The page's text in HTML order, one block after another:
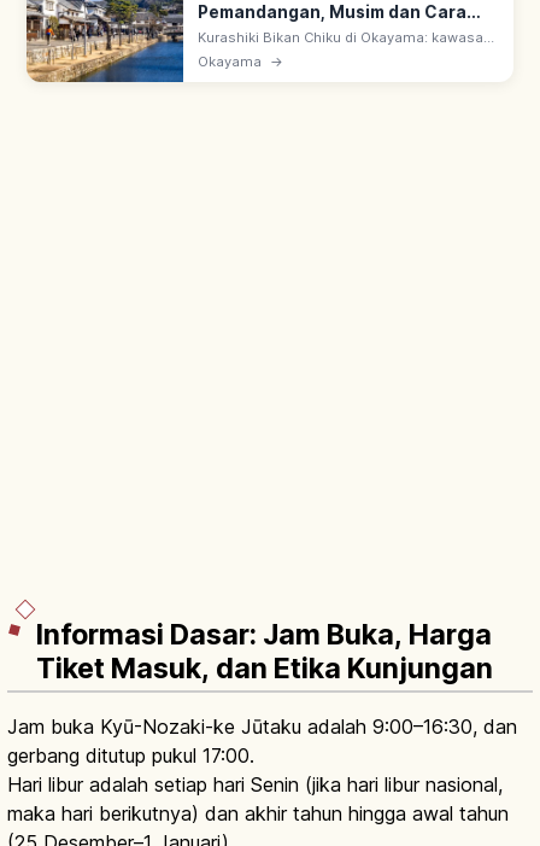
Pemandangan, Musim dan Cara
Berkunjung
Kurashiki Bikan Chiku di Okayama: kawasan
bersejarah dengan gudang putih & machiya
era Edo. Bekas tenryo keshogunan; pohon
Okayama →
Informasi Dasar: Jam Buka, Harga
Tiket Masuk, dan Etika Kunjungan
Jam buka Kyū-Nozaki-ke Jūtaku adalah 9:00–16:30, dan
gerbang ditutup pukul 17:00.
Hari libur adalah setiap hari Senin (jika hari libur nasional,
maka hari berikutnya) dan akhir tahun hingga awal tahun